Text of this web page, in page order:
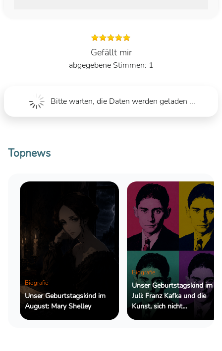
Gefällt mir
1
Bitte warten, die Daten werden geladen ...
Topnews
Biografie
Unser Geburtstagskind im
August: Mary Shelley
Biografie
Unser Geburtstagskind im
Juli: Franz Kafka und die
Kunst, sich nicht
zurechtzufinden